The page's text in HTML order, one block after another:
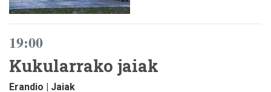
19:00
Kukularrako jaiak
Erandio | Jaiak